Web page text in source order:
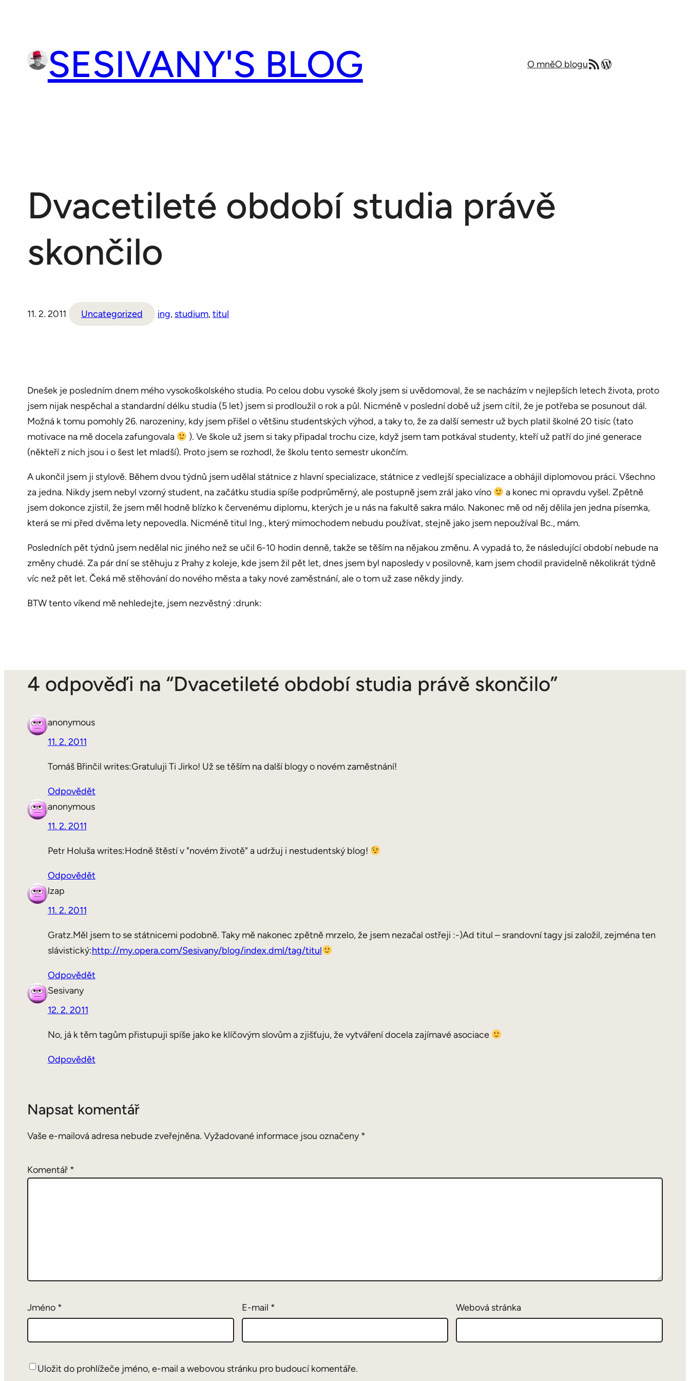
SESIVANY'S BLOG O mněO bloguRSS zdrojMůj blog v angličtině
Dvacetileté období studia právě
skončilo
11. 2. 2011 Uncategorized ing, studium, titul
Dnešek je posledním dnem mého vysokoškolského studia. Po celou dobu vysoké školy jsem si uvědomoval, že se nacházím v nejlepších letech života, proto
jsem nijak nespěchal a standardní délku studia (5 let) jsem si prodloužil o rok a půl. Nicméně v poslední době už jsem cítil, že je potřeba se posunout dál.
Možná k tomu pomohly 26. narozeniny, kdy jsem přišel o většinu studentských výhod, a taky to, že za další semestr už bych platil školné 20 tisíc (tato
motivace na mě docela zafungovala
). Ve škole už jsem si taky připadal trochu cize, když jsem tam potkával studenty, kteří už patří do jiné generace
(někteří z nich jsou i o šest let mladší). Proto jsem se rozhodl, že školu tento semestr ukončím.
A ukončil jsem ji stylově. Během dvou týdnů jsem udělal státnice z hlavní specializace, státnice z vedlejší specializace a obhájil diplomovou práci. Všechno
za jedna. Nikdy jsem nebyl vzorný student, na začátku studia spíše podprůměrný, ale postupně jsem zrál jako víno
a konec mi opravdu vyšel. Zpětně
jsem dokonce zjistil, že jsem měl hodně blízko k červenému diplomu, kterých je u nás na fakultě sakra málo. Nakonec mě od něj dělila jen jedna písemka,
která se mi před dvěma lety nepovedla. Nicméně titul Ing., který mimochodem nebudu používat, stejně jako jsem nepoužíval Bc., mám.
Posledních pět týdnů jsem nedělal nic jiného než se učil 6-10 hodin denně, takže se těším na nějakou změnu. A vypadá to, že následující období nebude na
změny chudé. Za pár dní se stěhuju z Prahy z koleje, kde jsem žil pět let, dnes jsem byl naposledy v posilovně, kam jsem chodil pravidelně několikrát týdně
víc než pět let. Čeká mě stěhování do nového města a taky nové zaměstnání, ale o tom už zase někdy jindy.
BTW tento víkend mě nehledejte, jsem nezvěstný :drunk:
4 odpověďi na “Dvacetileté období studia právě skončilo”
anonymous
11. 2. 2011
Tomáš Břinčil writes:Gratuluji Ti Jirko! Už se těším na další blogy o novém zaměstnání!
Odpovědět
anonymous
11. 2. 2011
Petr Holuša writes:Hodně štěstí v "novém životě" a udržuj i nestudentský blog!
Odpovědět
lzap
11. 2. 2011
Gratz.Měl jsem to se státnicemi podobně. Taky mě nakonec zpětně mrzelo, že jsem nezačal ostřeji :-)Ad titul – srandovní tagy jsi založil, zejména ten
slávistický:http://my.opera.com/Sesivany/blog/index.dml/tag/titul
Odpovědět
Sesivany
12. 2. 2011
No, já k těm tagům přistupuji spíše jako ke klíčovým slovům a zjišťuju, že vytváření docela zajímavé asociace
Odpovědět
Napsat komentář
Vaše e-mailová adresa nebude zveřejněna. Vyžadované informace jsou označeny*
Komentář *
Jméno * E-mail * Webová stránka
Uložit do prohlížeče jméno, e-mail a webovou stránku pro budoucí komentáře.